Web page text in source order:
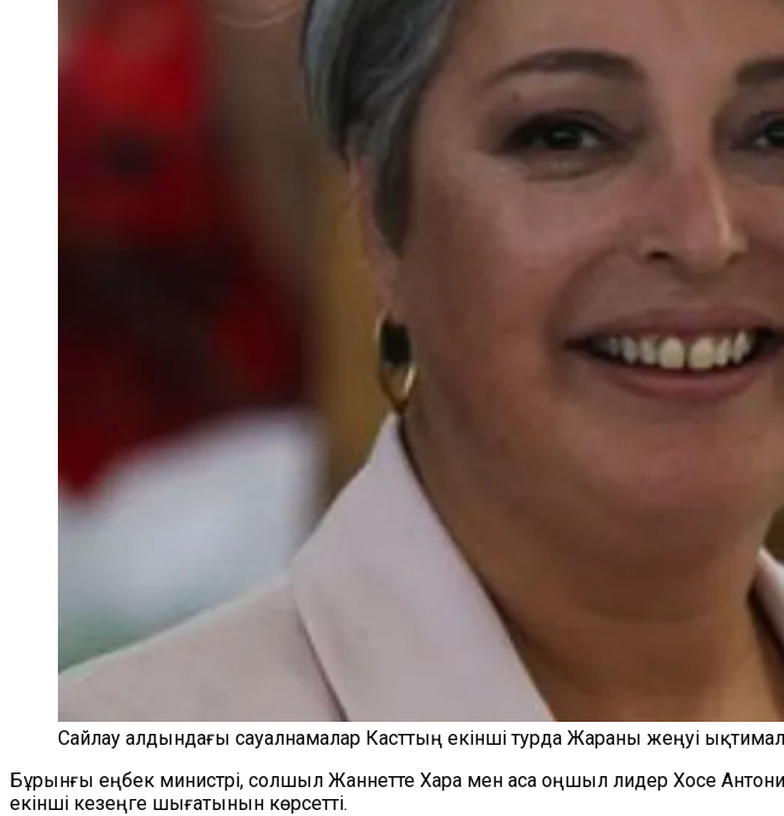
Сайлау алдындағы сауалнамалар Касттың екінші турда Жараны жеңуі ықтимал
Бұрынғы еңбек министрі, солшыл Жаннетте Хара мен аса оңшыл лидер Хосе
екінші кезеңге шығатынын көрсетті.